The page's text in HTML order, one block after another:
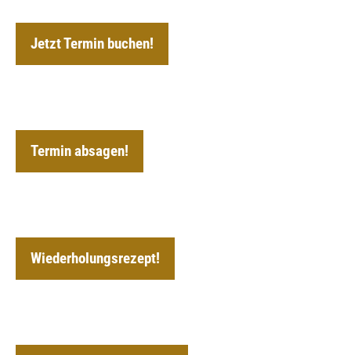
Jetzt Termin buchen!
Termin absagen!
Wiederholungsrezept!